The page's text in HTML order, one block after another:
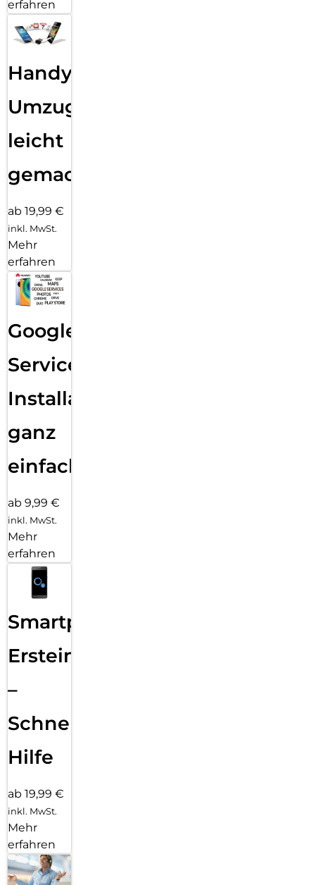
erfahren
Handy
Umzug
leicht
gemacht!
ab 19,99 €
inkl. MwSt.
Mehr
erfahren
Google
Services
Installation
ganz
einfach
ab 9,99 €
inkl. MwSt.
Mehr
erfahren
Smartphone
Ersteinrichtung
–
Schnelle
Hilfe
ab 19,99 €
inkl. MwSt.
Mehr
erfahren